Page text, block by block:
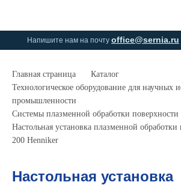
Напишите нам на почту office@sernia.ru
Главная страница
Каталог
Технологическое оборудование для научных
промышленности
Системы плазменной обработки поверхности
Настольная установка плазменной
200 Henniker
Настольная установка